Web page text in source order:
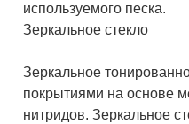
используемого песка.
Зеркальное стекло
Зеркальное
покрытиями на основе
нитридов. Зеркальное